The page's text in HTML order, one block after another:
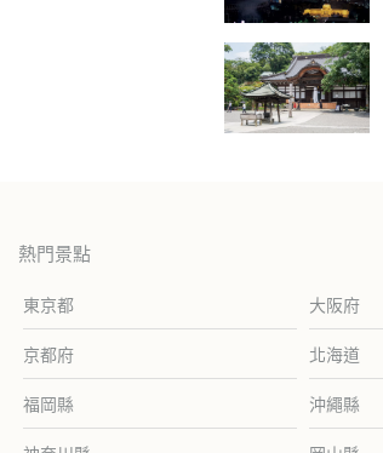
熱門景點
東京都 大阪府
京都府 北海道
福岡縣 沖繩縣